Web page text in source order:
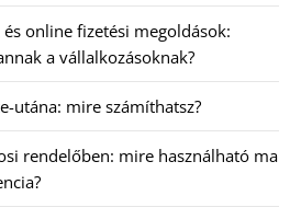
online fizetési megoldások:
a vállalkozásoknak?
utána: mire számíthatsz?
rendelőben: mire használható ma